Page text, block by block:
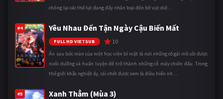
chống lại các thế lực đang đẩy nhân loại đến bờ vực diệ ...
#4 Yêu Nhau Đến Tận Ngày Cậu Biến Mất
FULL HD VIETSUB 10
Ẩn sau bức màn của một học viện bí mật là nơi những cô gái mồ côi được
nuôi dưỡng và huấn luyện để trở thành những cỗ máy chiến đấu. Trong
thế giới khắc nghiệt ấy, cái chết được xem là điều hiển nh ...
#5 Xanh Thẳm (Mùa 3)